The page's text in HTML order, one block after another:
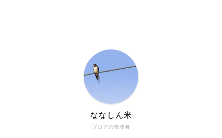
ブログの管理者
ななしん米